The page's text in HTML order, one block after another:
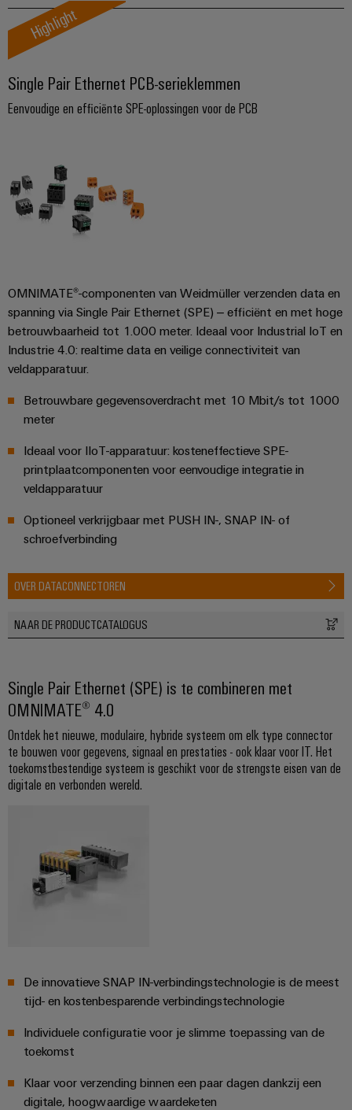
Patchkabel
IP67-sockets
SPE unmanaged Switches
IP30-montagerail met SPE-coupling
Highlight
Single Pair Ethernet PCB-serieklemmen
Eenvoudige en efficiënte SPE-oplossingen voor de PCB
OMNIMATE®-componenten van Weidmüller verzenden data en
spanning via Single Pair Ethernet (SPE) – efficiënt en met hoge
betrouwbaarheid tot 1.000 meter. Ideaal voor Industrial IoT en
Industrie 4.0: realtime data en veilige connectiviteit van
veldapparatuur.
Betrouwbare gegevensoverdracht met 10 Mbit/s tot 1000
meter
Ideaal voor IIoT-apparatuur: kosteneffectieve SPE-
printplaatcomponenten voor eenvoudige integratie in
veldapparatuur
Optioneel verkrijgbaar met PUSH IN-, SNAP IN- of
schroefverbinding
OVER DATACONNECTOREN
NAAR DE PRODUCTCATALOGUS
Single Pair Ethernet (SPE) is te combineren met
OMNIMATE® 4.0
Ontdek het nieuwe, modulaire, hybride systeem om elk type connector
te bouwen voor gegevens, signaal en prestaties - ook klaar voor IT. Het
toekomstbestendige systeem is geschikt voor de strengste eisen van de
digitale en verbonden wereld.
De innovatieve SNAP IN-verbindingstechnologie is de meest
tijd- en kostenbesparende verbindingstechnologie
Individuele configuratie voor je slimme toepassing van de
toekomst
Klaar voor verzending binnen een paar dagen dankzij een
digitale, hoogwaardige waardeketen